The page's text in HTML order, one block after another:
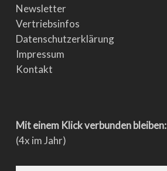
Newsletter
Vertriebsinfos
Datenschutzerklärung
Impressum
Kontakt
Mit einem Klick verbunden bleiben:
(4x im Jahr)